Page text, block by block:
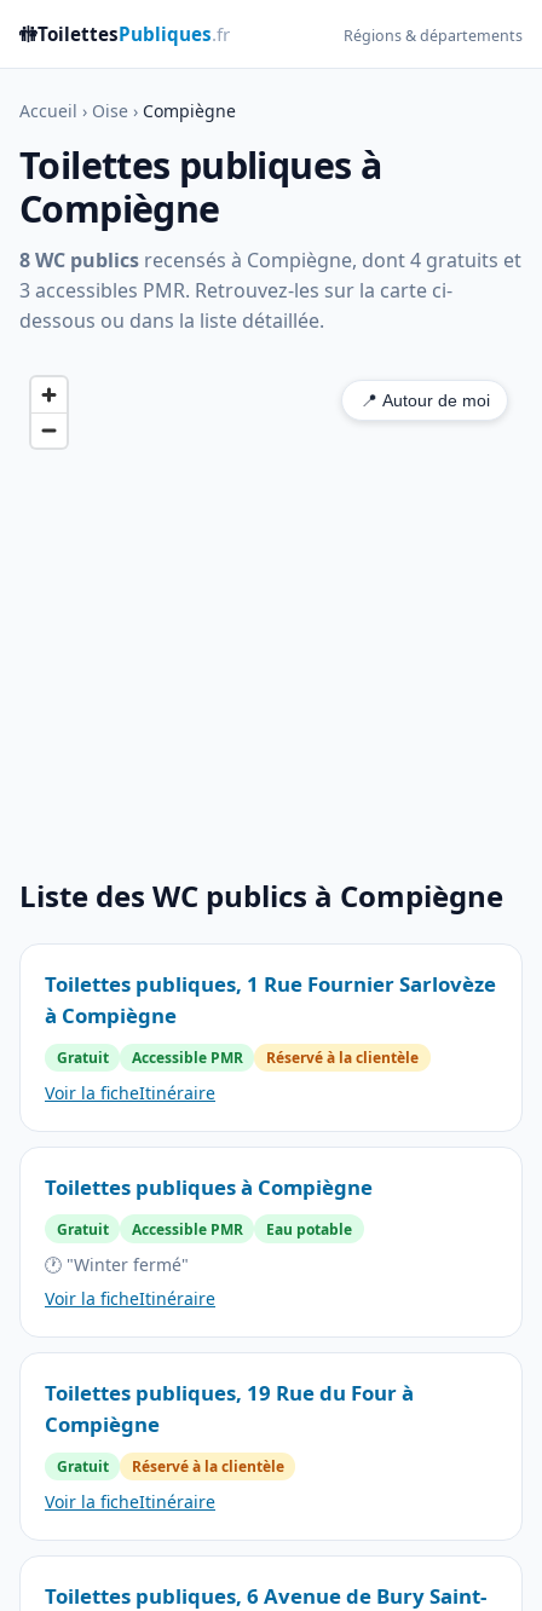
🚻ToilettesPubliques.fr Régions & départements
Accueil › Oise › Compiègne
Toilettes publiques à
Compiègne
8 WC publics recensés à Compiègne, dont 4 gratuits et
3 accessibles PMR. Retrouvez-les sur la carte ci-
dessous ou dans la liste détaillée.
📍 Autour de moi
Liste des WC publics à Compiègne
Toilettes publiques, 1 Rue Fournier Sarlovèze
à Compiègne
Gratuit Accessible PMR Réservé à la clientèle
Voir la ficheItinéraire
Toilettes publiques à Compiègne
Gratuit Accessible PMR Eau potable
🕐 "Winter fermé"
Voir la ficheItinéraire
Toilettes publiques, 19 Rue du Four à
Compiègne
Gratuit Réservé à la clientèle
Voir la ficheItinéraire
Toilettes publiques, 6 Avenue de Bury Saint-